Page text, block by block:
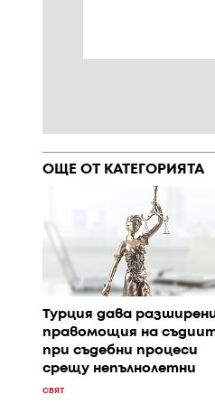
ОЩЕ ОТ КАТЕГОРИЯТА
Турция дава
правомощия на
при съдебни процеси
срещу непълнолетни
СВЯТ